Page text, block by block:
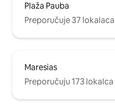
Plaža Pauba
Preporučuje 37 lokalaca
Maresias
Preporučuju 173 lokalca